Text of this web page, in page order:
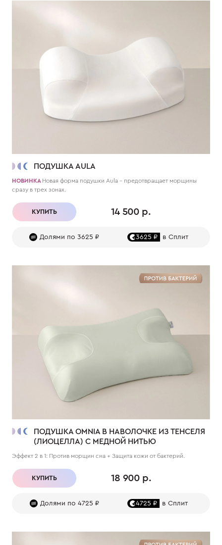
ПОДУШКА AULA
НОВИНКА Новая форма подушки Aula – предотвращает морщины
сразу в трех зонах.
КУПИТЬ 14 500 р.
Долями по 3625 ₽ 3625 ₽ в Сплит
ПОДУШКА OMNIA В НАВОЛОЧКЕ ИЗ ТЕНСЕЛЯ
(ЛИОЦЕЛЛА) С МЕДНОЙ НИТЬЮ
Эффект 2 в 1: Против морщин сна + Защита кожи от бактерий.
КУПИТЬ 18 900 р.
Долями по 4725 ₽ 4725 ₽ в Сплит